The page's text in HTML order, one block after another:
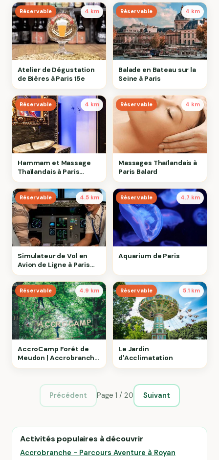
Réservable 4 km
Atelier de Dégustation
de Bières à Paris 15e
Réservable 4 km
Balade en Bateau sur la
Seine à Paris
Réservable 4 km
Hammam et Massage
Thaïlandais à Paris
Balard
Réservable 4 km
Massages Thaïlandais à
Paris Balard
Réservable 4.5 km
Simulateur de Vol en
Avion de Ligne à Paris
Ouest
Réservable 4.7 km
Aquarium de Paris
Réservable 4.9 km
AccroCamp Forêt de
Meudon | Accrobranche
92
Réservable 5.1 km
Le Jardin
d'Acclimatation
Précédent Page 1 / 20 Suivant
Activités populaires à découvrir
Accrobranche - Parcours Aventure à Royan